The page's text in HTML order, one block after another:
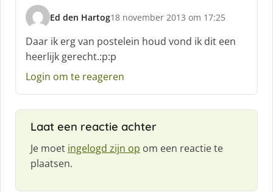
Ed den Hartog
s
c
h
r
e
:
18 november 2013 om 17:25
Daar ik erg van postelein houd vond ik dit een
heerlijk gerecht.:p:p
Login om te reageren
Laat een reactie achter
Je moet ingelogd zijn op om een reactie te
plaatsen.